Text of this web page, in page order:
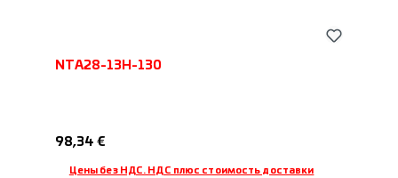
NTA28-13H-130
Обычная цена:
98,34 €
Цены без НДС. НДС плюс стоимость доставки